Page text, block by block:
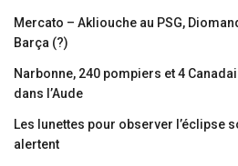
Mercato – Akliouche au PSG,
Barça (?)
Narbonne, 240 pompiers et 4
dans l’Aude
Les lunettes pour observer l’éclipse
alertent